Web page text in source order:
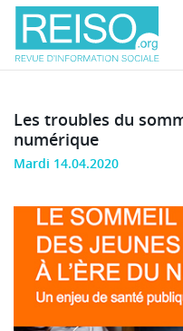
Les troubles du
numérique
Mardi 14.04.2020